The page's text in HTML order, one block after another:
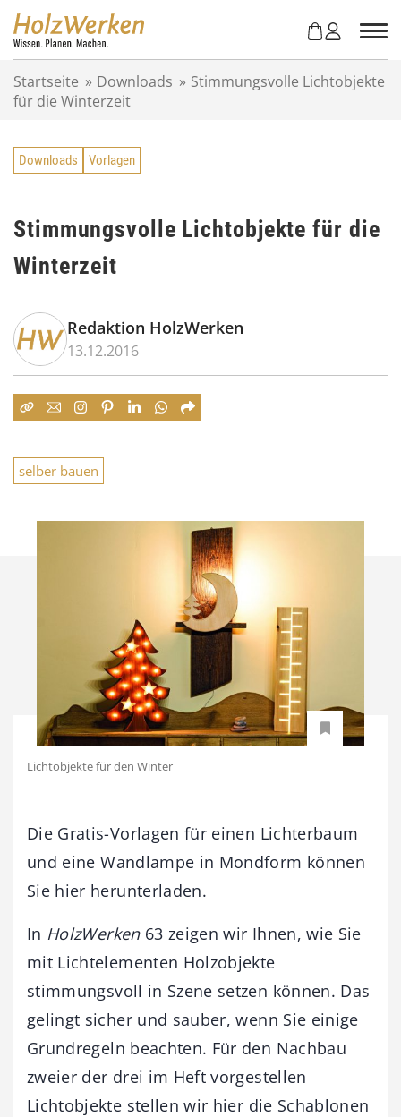
Startseite » Downloads » Stimmungsvolle Lichtobjekte
für die Winterzeit
Downloads Vorlagen
Stimmungsvolle Lichtobjekte für die
Winterzeit
Redaktion HolzWerken
13.12.2016
selber bauen
Lichtobjekte für den Winter
Die Gratis-Vorlagen für einen Lichterbaum
und eine Wandlampe in Mondform können
Sie hier herunterladen.
In HolzWerken63 zeigen wir Ihnen, wie Sie
mit Lichtelementen Holzobjekte
stimmungsvoll in Szene setzen können. Das
gelingt sicher und sauber, wenn Sie einige
Grundregeln beachten. Für den Nachbau
zweier der drei im Heft vorgestellen
Lichtobjekte stellen wir hier die Schablonen